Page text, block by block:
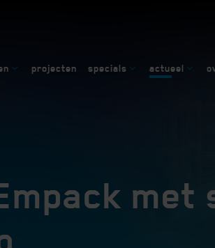
projecten specials actueel
met